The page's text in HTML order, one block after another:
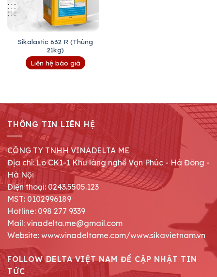
Sikalastic 632 R (Thùng
21kg)
Liên hệ báo giá
THÔNG TIN LIÊN HỆ
CÔNG TY TNHH VINADELTA ME
Địa chỉ: Lô CK1-1 Khu làng nghề Vạn Phúc - Hà Đông -
Hà Nội
Điện thoại: 0243.5505.123
MST: 0102996189
Hotline: 098 277 9339
Mail: vinadelta.me@gmail.com
Website: www.vinadeltame.com/www.sikavietnam.vn
FOLLOW DELTA VIỆT NAM ĐỂ CẬP NHẬT TIN
TỨC